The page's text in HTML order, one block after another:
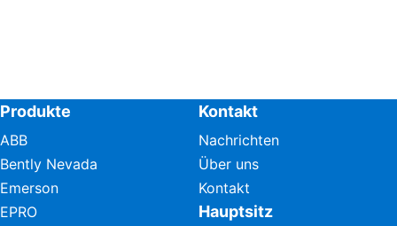
Produkte
ABB
Bently Nevada
Emerson
EPRO
Kontakt
Nachrichten
Über uns
Kontakt
Hauptsitz